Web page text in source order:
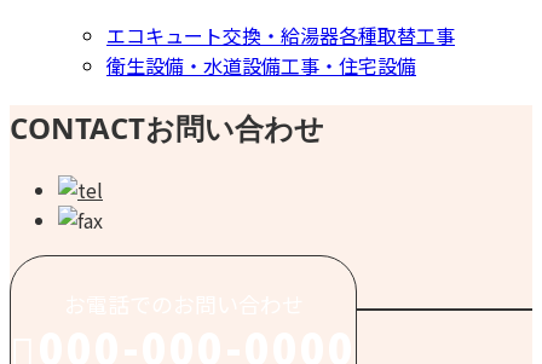
エコキュート交換・給湯器各種取替工事
衛生設備・水道設備工事・住宅設備
CONTACTお問い合わせ